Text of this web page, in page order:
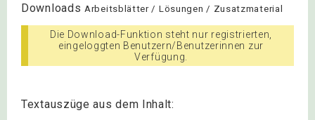
Downloads Arbeitsblätter / Lösungen / Zusatzmaterial
Die Download-Funktion steht nur registrierten,
eingeloggten Benutzern/Benutzerinnen zur
Verfügung.
Textauszüge aus dem Inhalt: